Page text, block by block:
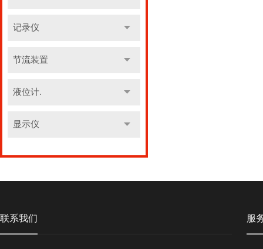
记录仪
节流装置
液位计.
显示仪
联系我们 服